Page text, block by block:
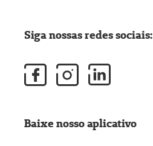
Siga nossas redes sociais:
Baixe nosso aplicativo